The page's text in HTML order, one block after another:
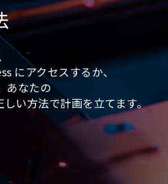
にアクセスするか、
あなたの
い方法で計画を立てます。